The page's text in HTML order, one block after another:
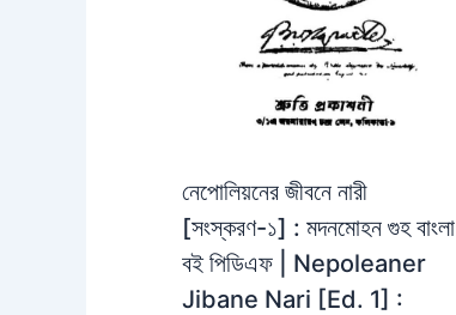
নেপোলিয়নের জীবনে নারী
[সংস্করণ-১] : মদনমোহন গুহ বাংলা
বই পিডিএফ | Nepoleaner
Jibane Nari [Ed. 1] :